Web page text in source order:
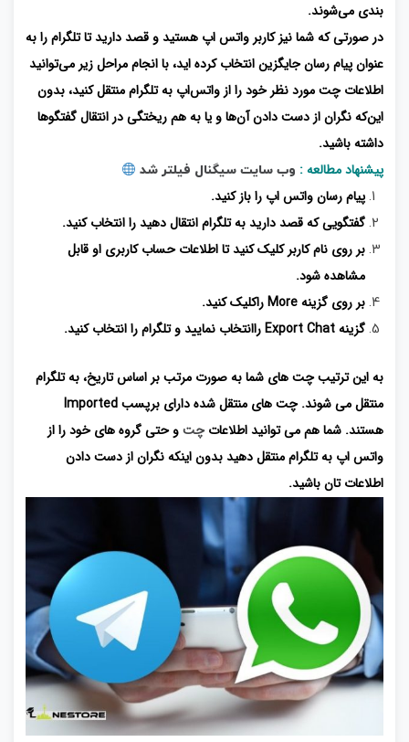
بندی می‌شوند.
در صورتی که شما نیز کاربر واتس اپ هستید و قصد دارید تا تلگرام را به
عنوان پیام رسان جایگزین انتخاب کرده اید، با انجام مراحل زیر می‌توانید
اطلاعات چت مورد نظر خود را از واتس‌اپ به تلگرام منتقل کنید، بدون
این‌که نگران از دست دادن آن‌ها و یا به ‌هم‌ ریختگی در انتقال گفتگوها
داشته باشید.
پیشنهاد مطالعه : وب سایت سیگنال فیلتر شد
پیام رسان واتس اپ را باز کنید.
گفتگویی که قصد دارید به تلگرام انتقال دهید را انتخاب کنید.
بر روی نام کاربر کلیک کنید تا اطلاعات حساب کاربری او قابل
مشاهده شود.
بر روی گزینه More راکلیک کنید.
گزینه Export Chat راانتخاب نمایید و تلگرام را انتخاب کنید.
به این ترتیب چت های شما به صورت مرتب بر اساس تاریخ، به تلگرام
منتقل می شوند. چت های منتقل شده دارای برپسب Imported
هستند. شما هم می توانید اطلاعاتچتو حتی گروه های خود را از
واتس اپ به تلگرام منتقل دهید بدون اینکه نگران از دست دادن
اطلاعات تان باشید.